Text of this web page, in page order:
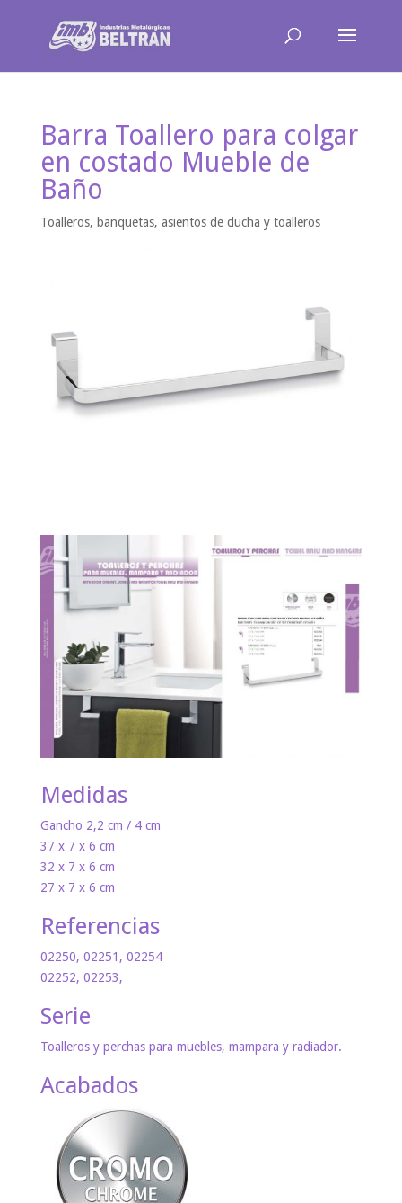
Barra Toallero para colgar
en costado Mueble de
Baño
Toalleros, banquetas, asientos de ducha y toalleros
Medidas
Gancho 2,2 cm / 4 cm
37 x 7 x 6 cm
32 x 7 x 6 cm
27 x 7 x 6 cm
Referencias
02250, 02251, 02254
02252, 02253,
Serie
Toalleros y perchas para muebles, mampara y radiador.
Acabados